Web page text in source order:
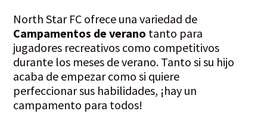
North Star FC ofrece una variedad de
Campamentos de verano tanto para
jugadores recreativos como competitivos
durante los meses de verano. Tanto si su hijo
acaba de empezar como si quiere
perfeccionar sus habilidades, ¡hay un
campamento para todos!